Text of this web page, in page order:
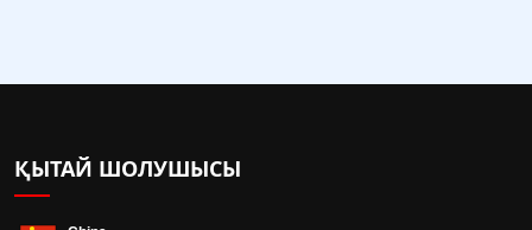
ҚЫТАЙ ШОЛУШЫСЫ